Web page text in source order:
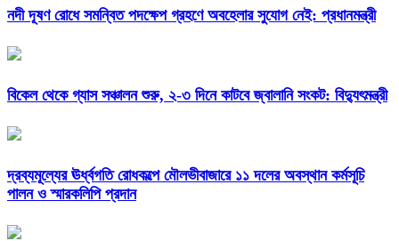
নদী দূষণ রোধে সমন্বিত পদক্ষেপ গ্রহণে অবহেলার সুযোগ নেই: প্রধানমন্ত্রী
বিকেল থেকে গ্যাস সঞ্চালন শুরু, ২-৩ দিনে কাটবে জ্বালানি সংকট: বিদ্যুৎমন্ত্রী
দ্রব্যমূল্যের ঊর্ধ্বগতি রোধকল্পে মৌলভীবাজারে ১১ দলের অবস্থান কর্মসূচি
পালন ও স্মারকলিপি প্রদান